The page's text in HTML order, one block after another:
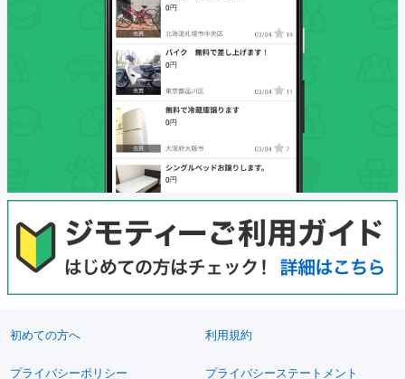
初めての方へ 利用規約
プライバシーポリシー プライバシーステートメント